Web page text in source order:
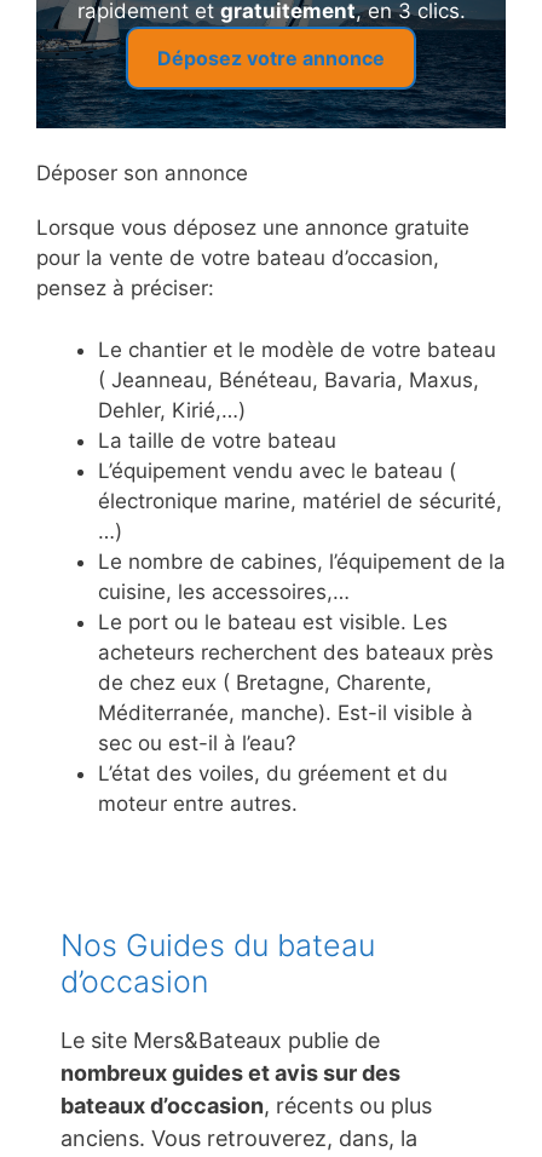
rapidement et gratuitement, en 3 clics.
Déposez votre annonce
Déposer son annonce
Lorsque vous déposez une annonce gratuite
pour la vente de votre bateau d’occasion,
pensez à préciser:
Le chantier et le modèle de votre bateau
( Jeanneau, Bénéteau, Bavaria, Maxus,
Dehler, Kirié,…)
La taille de votre bateau
L’équipement vendu avec le bateau (
électronique marine, matériel de sécurité,
…)
Le nombre de cabines, l’équipement de la
cuisine, les accessoires,…
Le port ou le bateau est visible. Les
acheteurs recherchent des bateaux près
de chez eux ( Bretagne, Charente,
Méditerranée, manche). Est-il visible à
sec ou est-il à l’eau?
L’état des voiles, du gréement et du
moteur entre autres.
Nos Guides du bateau
d’occasion
Le site Mers&Bateaux publie de
nombreux guides et avis sur des
bateaux d’occasion, récents ou plus
anciens. Vous retrouverez, dans, la